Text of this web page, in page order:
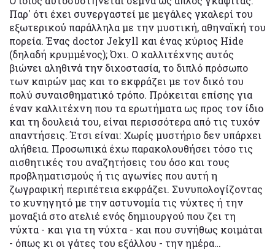
Παρ' ότι έχει συνεργαστεί με μεγάλες γκαλερί του
εξωτερικού παράλληλα με την μυστική, αθηναϊκή του
πορεία. Ένας doctor Jekyll και ένας κύριος Hide
(δηλαδή κρυμμένος); Όχι. Ο καλλιτέχνης αυτός
βιώνει αληθινά την διχοστασία, το διπλό πρόσωπο
των καιρών μας και το εκφράζει με τον δικό του
πολύ συναισθηματικό τρόπο. Πρόκειται επίσης για
έναν καλλιτέχνη που τα ερωτήματα ως προς τον ίδιο
και τη δουλειά του, είναι περισσότερα από τις τυχόν
απαντήσεις. Έτσι είναι: Χωρίς μυστήριο δεν υπάρχει
αλήθεια. Προσωπικά έχω παρακολουθήσει τόσο τις
αισθητικές του αναζητήσεις του όσο και τους
προβληματισμούς ή τις αγωνίες που αυτή η
ζωγραφική περιπέτεια εκφράζει. Συνυπολογίζοντας
το κυνηγητό με την αστυνομία τις νύχτες ή την
μοναξιά στο ατελιέ ενός δημιουργού που ζει τη
νύχτα - και για τη νύχτα - και που συνήθως κοιμάται
- όπως κι οι γάτες του εξάλλου - την ημέρα…